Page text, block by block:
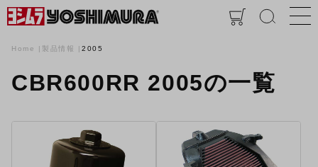
Home 製品情報 2005
CBR600RR 2005の一覧